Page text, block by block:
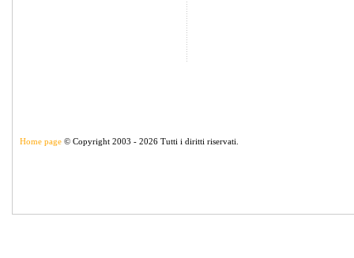
Home page © Copyright 2003 - 2026 Tutti i diritti riservati.